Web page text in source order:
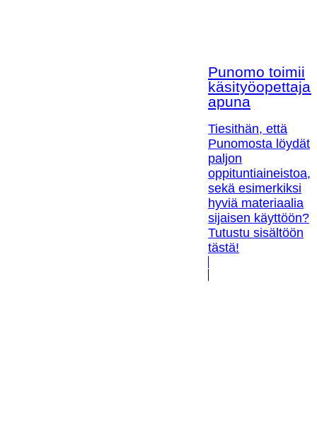
Punomo toimii
apuna
Tiesithän, että
Punomosta löydät
paljon
oppituntiaineistoa,
sekä esimerkiksi
hyviä materiaalia
sijaisen käyttöön?
Tutustu sisältöön
tästä!